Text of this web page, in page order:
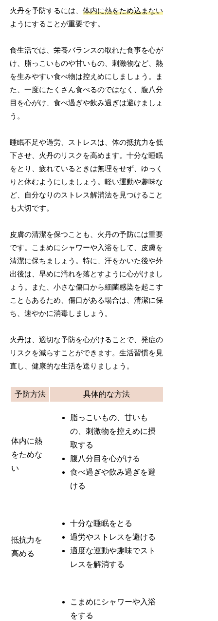
火丹を予防するには、体内に熱をため込まない
ようにすることが重要です。
食生活では、栄養バランスの取れた食事を心が
け、脂っこいものや甘いもの、刺激物など、熱
を生みやすい食べ物は控えめにしましょう。ま
た、一度にたくさん食べるのではなく、腹八分
目を心がけ、食べ過ぎや飲み過ぎは避けましょ
う。
睡眠不足や過労、ストレスは、体の抵抗力を低
下させ、火丹のリスクを高めます。十分な睡眠
をとり、疲れているときは無理をせず、ゆっく
りと休むようにしましょう。軽い運動や趣味な
ど、自分なりのストレス解消法を見つけること
も大切です。
皮膚の清潔を保つことも、火丹の予防には重要
です。こまめにシャワーや入浴をして、皮膚を
清潔に保ちましょう。特に、汗をかいた後や外
出後は、早めに汚れを落とすように心がけまし
ょう。また、小さな傷口から細菌感染を起こす
こともあるため、傷口がある場合は、清潔に保
ち、速やかに消毒しましょう。
火丹は、適切な予防を心がけることで、発症の
リスクを減らすことができます。生活習慣を見
直し、健康的な生活を送りましょう。
予防方法 具体的な方法
体内に熱
をためな
い
脂っこいもの、甘いも
の、刺激物を控えめに摂
取する
腹八分目を心がける
食べ過ぎや飲み過ぎを避
ける
抵抗力を
高める
十分な睡眠をとる
過労やストレスを避ける
適度な運動や趣味でスト
レスを解消する
こまめにシャワーや入浴
をする